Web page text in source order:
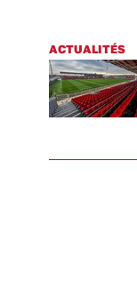
ACTUALITÉS